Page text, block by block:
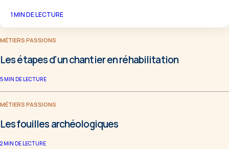
1MIN DE LECTURE
MÉTIERS PASSIONS
Les étapes d'un chantier en réhabilitation
5 MIN DE LECTURE
MÉTIERS PASSIONS
Les fouilles archéologiques
2 MIN DE LECTURE